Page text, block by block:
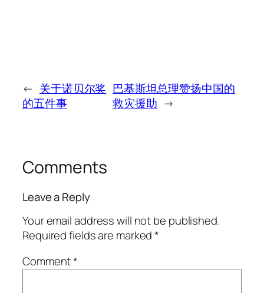
← 关于诺贝尔奖
的五件事
巴基斯坦总理赞扬中国的
救灾援助 →
Comments
Leave a Reply
Your email address will not be published.
Required fields are marked*
Comment*